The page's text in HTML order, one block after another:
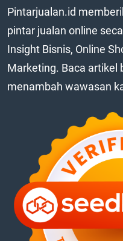
Pintarjualan.id
pintar jualan online
Insight Bisnis, Online
Marketing. Baca
menambah wawasan